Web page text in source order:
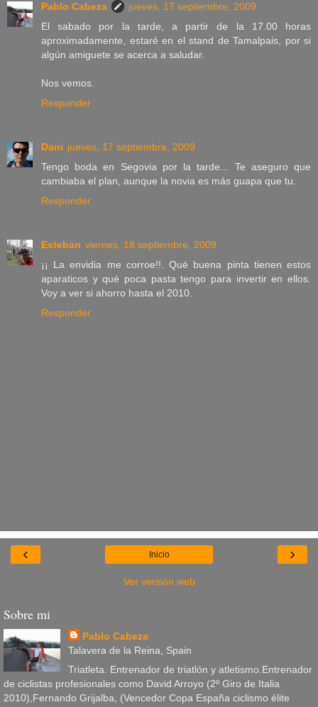
Pablo Cabeza
jueves, 17 septiembre, 2009
El sabado por la tarde, a partir de la 17.00 horas
aproximadamente, estaré en el stand de Tamalpais, por si
algún amiguete se acerca a saludar.
Nos vemos.
Responder
Dani jueves, 17 septiembre, 2009
Tengo boda en Segovia por la tarde... Te aseguro que
cambiaba el plan, aunque la novia es más guapa que tu.
Responder
Esteban viernes, 18 septiembre, 2009
¡¡ La envidia me corroe!!. Qué buena pinta tienen estos
aparaticos y qué poca pasta tengo para invertir en ellos.
Voy a ver si ahorro hasta el 2010.
Responder
‹ ›
Inicio
Ver versión web
Sobre mi
Pablo Cabeza
Talavera de la Reina, Spain
Triatleta. Entrenador de triatlón y atletismo.Entrenador
de ciclistas profesionales como David Arroyo (2º Giro de Italia
2010),Fernando Grijalba, (Vencedor Copa España ciclismo élite